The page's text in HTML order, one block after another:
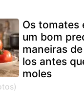
Os tomates
um bom
maneiras
los antes
moles